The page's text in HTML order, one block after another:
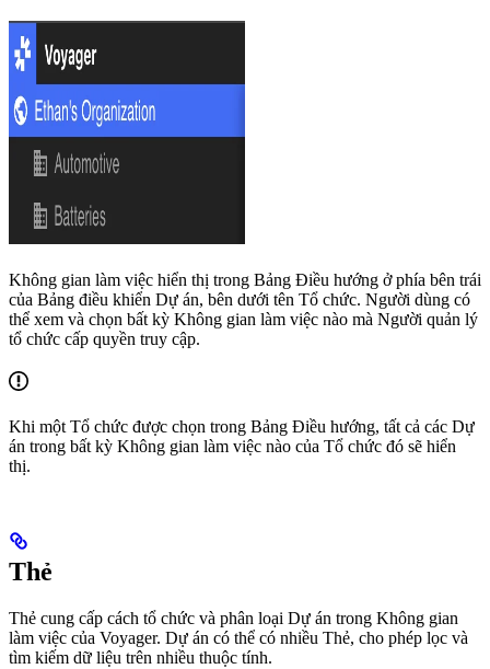
Không gian làm việc hiển thị trong Bảng Điều hướng ở phía bên trái
của Bảng điều khiển Dự án, bên dưới tên Tổ chức. Người dùng có
thể xem và chọn bất kỳ Không gian làm việc nào mà Người quản lý
tổ chức cấp quyền truy cập.
Khi một Tổ chức được chọn trong Bảng Điều hướng, tất cả các Dự
án trong bất kỳ Không gian làm việc nào của Tổ chức đó sẽ hiển
thị.
Thẻ
Thẻ cung cấp cách tổ chức và phân loại Dự án trong Không gian
làm việc của Voyager. Dự án có thể có nhiều Thẻ, cho phép lọc và
tìm kiếm dữ liệu trên nhiều thuộc tính.